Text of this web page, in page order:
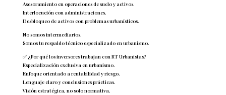
Asesoramiento en operaciones de suelo y activos.
Interlocución con administraciones.
Desbloqueo de activos con problemas urbanísticos.
No somos intermediarios.
Somos tu respaldo técnico especializado en urbanismo.
✅ ¿Por qué los inversores trabajan con RT Urbanistas?
Especialización exclusiva en urbanismo.
Enfoque orientado a rentabilidad y riesgo.
Lenguaje claro y conclusiones prácticas.
Visión estratégica, no solo normativa.